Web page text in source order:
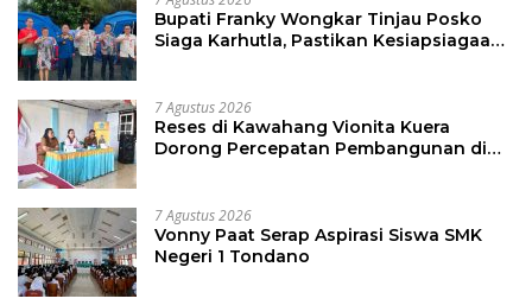
Bupati Franky Wongkar Tinjau Posko
Siaga Karhutla, Pastikan Kesiapsiagaan
7 Agustus 2026
Reses di Kawahang Vionita Kuera
Dorong Percepatan Pembangunan di
7 Agustus 2026
Vonny Paat Serap Aspirasi Siswa SMK
Negeri 1 Tondano